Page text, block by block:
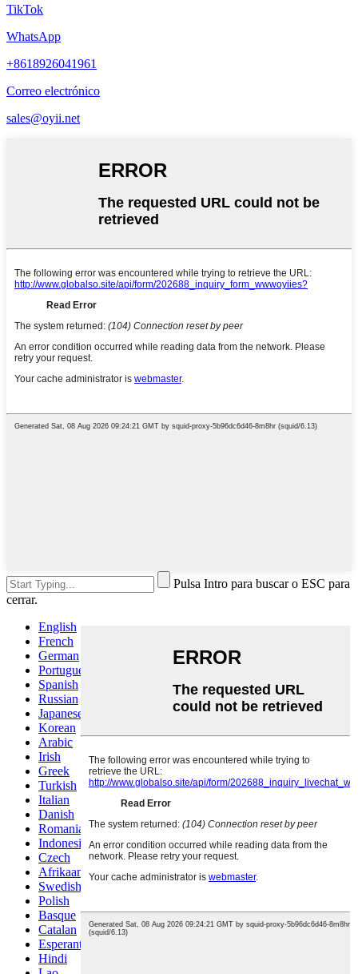
TikTok
WhatsApp
+8618926041961
Correo electrónico
sales@oyii.net
Pulsa Intro para buscar o ESC para
cerrar.
English
French
German
Portuguese
Spanish
Russian
Japanese
Korean
Arabic
Irish
Greek
Turkish
Italian
Danish
Romanian
Indonesian
Czech
Afrikaans
Swedish
Polish
Basque
Catalan
Esperanto
Hindi